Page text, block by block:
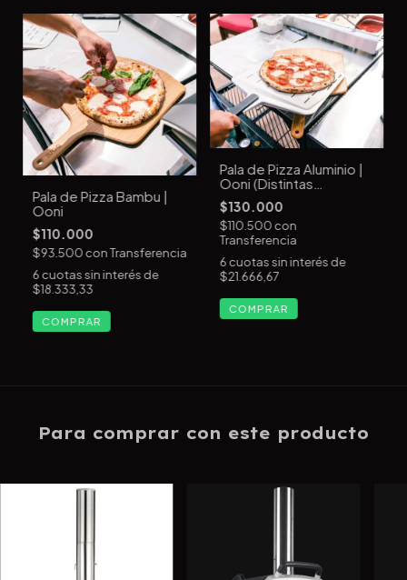
Pala de Pizza Bambu |
Ooni
$110.000
$93.500conTransferencia
6cuotas sin interés de
$18.333,33
Pala de Pizza Aluminio |
Ooni (Distintas
Medidas)
$130.000
$110.500con
Transferencia
6cuotas sin interés de
$21.666,67
COMPRAR
Para comprar con este producto